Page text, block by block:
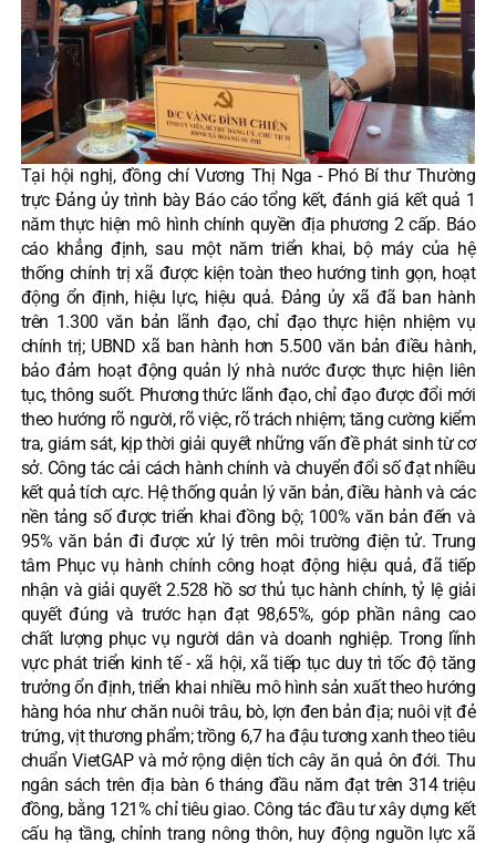
Tại hội nghị, đồng chí Vương Thị Nga - Phó Bí thư Thường
trực Đảng ủy trình bày Báo cáo tổng kết, đánh giá kết quả 1
năm thực hiện mô hình chính quyền địa phương 2 cấp. Báo
cáo khẳng định, sau một năm triển khai, bộ máy của hệ
thống chính trị xã được kiện toàn theo hướng tinh gọn, hoạt
động ổn định, hiệu lực, hiệu quả. Đảng ủy xã đã ban hành
trên 1.300 văn bản lãnh đạo, chỉ đạo thực hiện nhiệm vụ
chính trị; UBND xã ban hành hơn 5.500 văn bản điều hành,
bảo đảm hoạt động quản lý nhà nước được thực hiện liên
tục, thông suốt. Phương thức lãnh đạo, chỉ đạo được đổi mới
theo hướng rõ người, rõ việc, rõ trách nhiệm; tăng cường kiểm
tra, giám sát, kịp thời giải quyết những vấn đề phát sinh từ cơ
sở. Công tác cải cách hành chính và chuyển đổi số đạt nhiều
kết quả tích cực. Hệ thống quản lý văn bản, điều hành và các
nền tảng số được triển khai đồng bộ; 100% văn bản đến và
95% văn bản đi được xử lý trên môi trường điện tử. Trung
tâm Phục vụ hành chính công hoạt động hiệu quả, đã tiếp
nhận và giải quyết 2.528 hồ sơ thủ tục hành chính, tỷ lệ giải
quyết đúng và trước hạn đạt 98,65%, góp phần nâng cao
chất lượng phục vụ người dân và doanh nghiệp. Trong lĩnh
vực phát triển kinh tế - xã hội, xã tiếp tục duy trì tốc độ tăng
trưởng ổn định, triển khai nhiều mô hình sản xuất theo hướng
hàng hóa như chăn nuôi trâu, bò, lợn đen bản địa; nuôi vịt đẻ
trứng, vịt thương phẩm; trồng 6,7 ha đậu tương xanh theo tiêu
chuẩn VietGAP và mở rộng diện tích cây ăn quả ôn đới. Thu
ngân sách trên địa bàn 6 tháng đầu năm đạt trên 314 triệu
đồng, bằng 121% chỉ tiêu giao. Công tác đầu tư xây dựng kết
cấu hạ tầng, chỉnh trang nông thôn, huy động nguồn lực xã